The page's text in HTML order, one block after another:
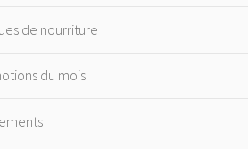
de nourriture
du mois